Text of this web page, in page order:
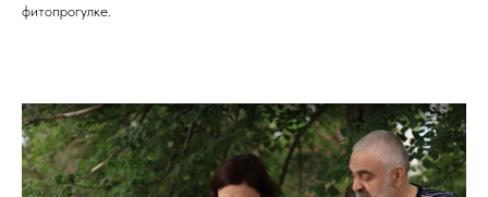
фитопрогулке.